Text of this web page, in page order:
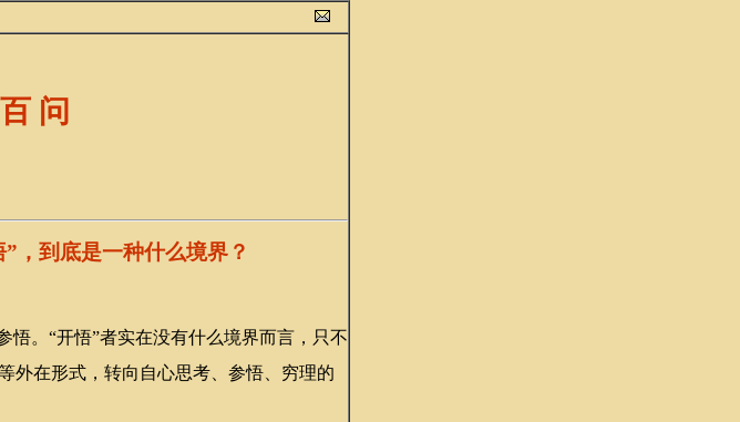
问
，到底是一种什么境界？
。“开悟”者实在没有什么境界而言，只不
外在形式，转向自心思考、参悟、穷理的